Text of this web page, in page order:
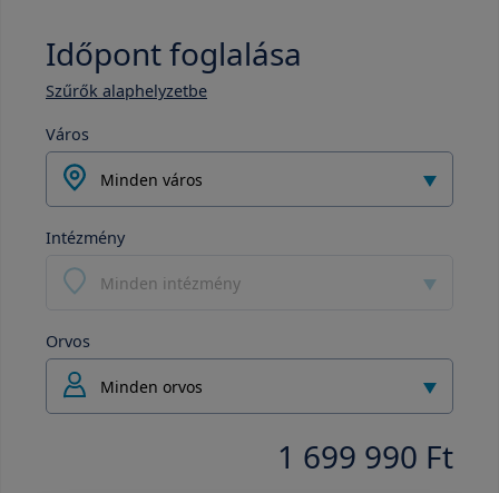
Időpont foglalása
Szűrők alaphelyzetbe
Város
Minden város
Intézmény
Minden intézmény
Orvos
Minden orvos
1 699 990 Ft